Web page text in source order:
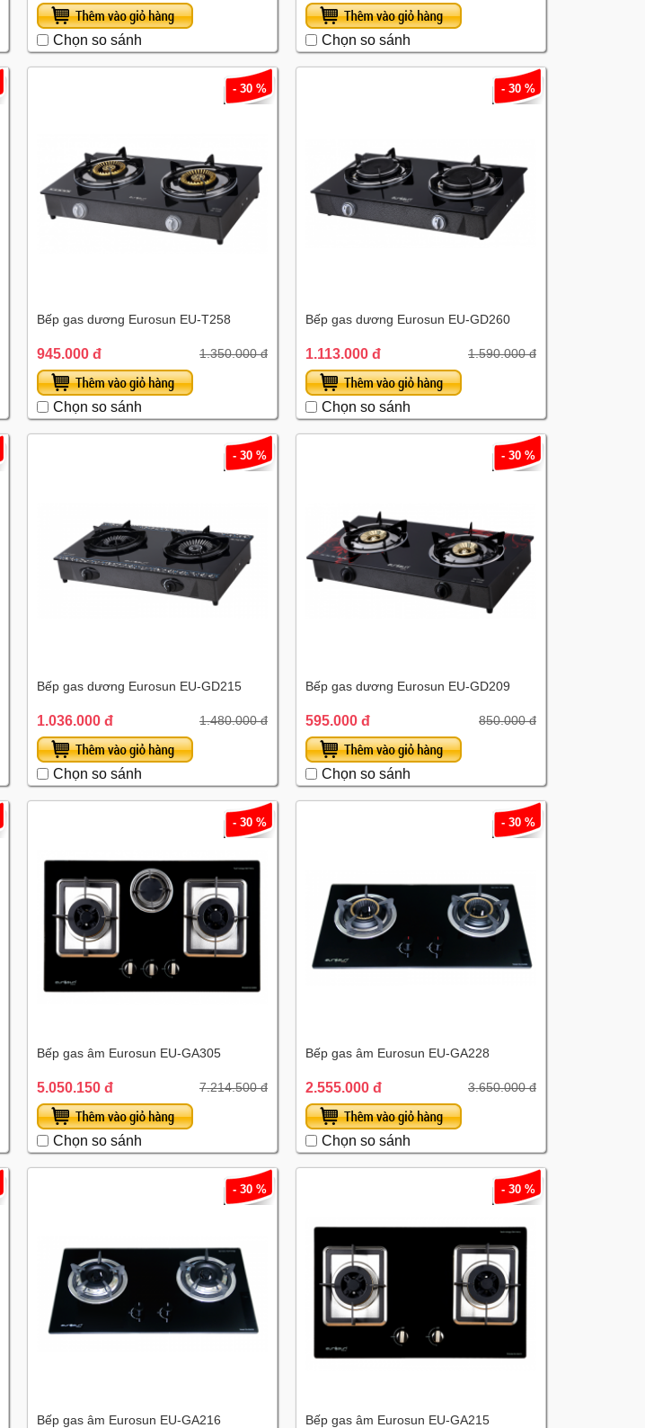
Chọn so sánh Chọn so sánh
- 30 %
Bếp gas dương Eurosun EU-T258
945.000 đ 1.350.000 đ
Chọn so sánh
- 30 %
Bếp gas dương Eurosun EU-GD260
1.113.000 đ 1.590.000 đ
Chọn so sánh
- 30 %
Bếp gas dương Eurosun EU-GD215
1.036.000 đ 1.480.000 đ
Chọn so sánh
- 30 %
Bếp gas dương Eurosun EU-GD209
595.000 đ 850.000 đ
Chọn so sánh
- 30 %
Bếp gas âm Eurosun EU-GA305
5.050.150 đ 7.214.500 đ
Chọn so sánh
- 30 %
Bếp gas âm Eurosun EU-GA228
2.555.000 đ 3.650.000 đ
Chọn so sánh
- 30 %
Bếp gas âm Eurosun EU-GA216
- 30 %
Bếp gas âm Eurosun EU-GA215